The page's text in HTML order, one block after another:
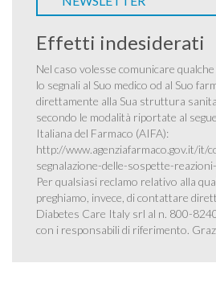
Effetti indesiderati
Nel caso volesse comunicare
lo segnali al Suo medico od al Suo
direttamente alla Sua struttura
secondo le modalità riportate al
Italiana del Farmaco (AIFA):
http://www.agenziafarmaco.gov.it/it/
segnalazione-delle-sospette-
Per qualsiasi reclamo relativo alla
preghiamo, invece, di contattare
Diabetes Care Italy srl al n. 800-
con i responsabili di riferimento.